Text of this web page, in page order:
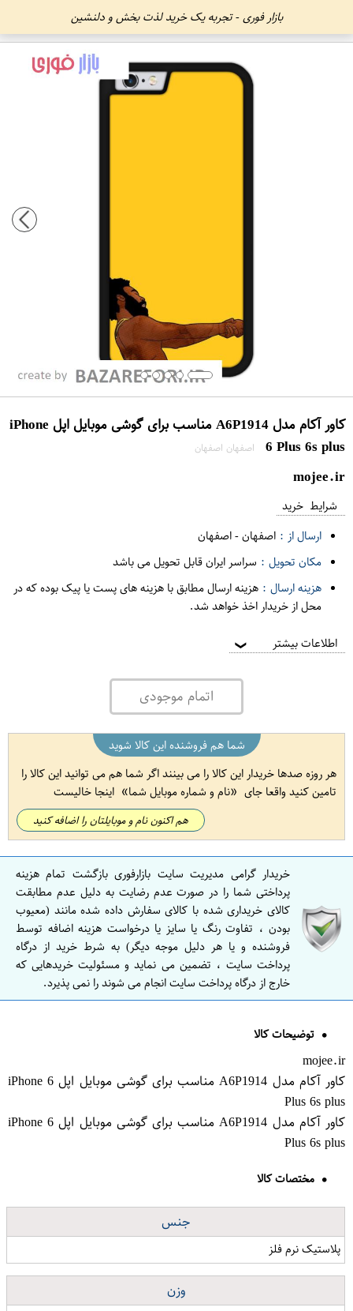
بازار فوری - تجربه یک خرید لذت بخش و دلنشین
کاور آکام مدل A6P1914 مناسب برای گوشی موبایل اپل iPhone
6 Plus 6s plus
اصفهان اصفهان
mojee.ir
شرایط خرید
ارسال از : اصفهان-اصفهان
مکان تحویل : سراسر ایران قابل تحویل می باشد
هزینه ارسال : هزینه ارسال مطابق با هزینه های پست یا پیک بوده که در
محل از خریدار اخذ خواهد شد.
اطلاعات بیشتر ❯
اتمام موجودی
شما هم فروشنده این کالا شوید
هر روزه صدها خریدار این کالا را می بینند اگر شما هم می توانید این کالا را
تامین کنید واقعا جای
نام و شماره موبایل شما اینجا خالیست
هم اکنون نام و موبایلتان را اضافه کنید
خریدار گرامی مدیریت سایت بازارفوری بازگشت تمام هزینه
پرداختی شما را در صورت عدم رضایت به دلیل عدم مطابقت
کالای خریداری شده با کالای سفارش داده شده مانند (معیوب
بودن ، تفاوت رنگ یا سایز یا درخواست هزینه اضافه توسط
فروشنده و یا هر دلیل موجه دیگر) به شرط خرید از درگاه
پرداخت سایت ، تضمین می نماید و مسئولیت خریدهایی که
خارج از درگاه پرداخت سایت انجام می شوند را نمی پذیرد.
توضیحات کالا
mojee.ir
کاور آکام مدل A6P1914 مناسب برای گوشی موبایل اپل iPhone 6
Plus 6s plus
کاور آکام مدل A6P1914 مناسب برای گوشی موبایل اپل iPhone 6
Plus 6s plus
مختصات کالا
جنس
پلاستیک نرم فلز
وزن